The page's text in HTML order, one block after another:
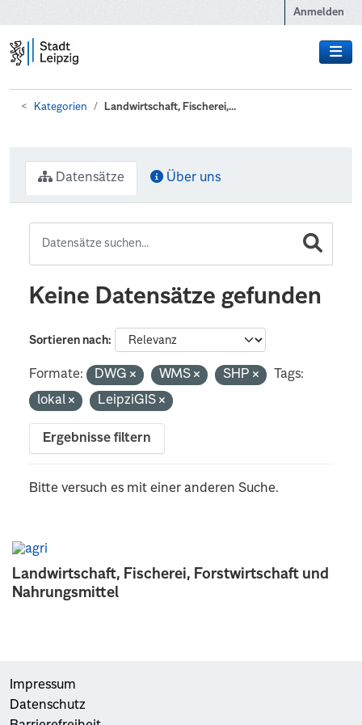
Anmelden
Kategorien Landwirtschaft, Fischerei,...
Landwirtschaft, Fischerei, Forstwirtschaft und
Nahrungsmittel
Datensätze Über uns
Keine Datensätze gefunden
Sortieren nach
Formate: DWG WMS SHP
Tags:
lokal
LeipziGIS
Ergebnisse filtern
Bitte versuch es mit einer anderen Suche.
Impressum
Datenschutz